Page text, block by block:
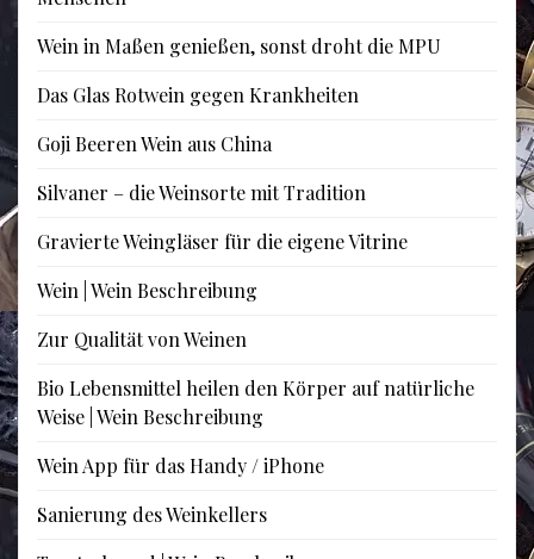
Wein in Maßen genießen, sonst droht die MPU
Das Glas Rotwein gegen Krankheiten
Goji Beeren Wein aus China
Silvaner – die Weinsorte mit Tradition
Gravierte Weingläser für die eigene Vitrine
Wein | Wein Beschreibung
Zur Qualität von Weinen
Bio Lebensmittel heilen den Körper auf natürliche
Weise | Wein Beschreibung
Wein App für das Handy / iPhone
Sanierung des Weinkellers